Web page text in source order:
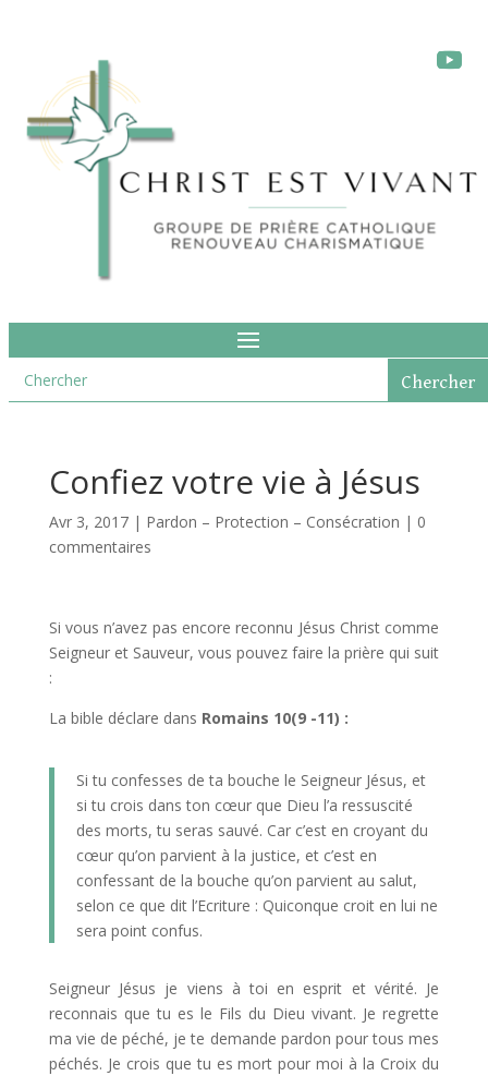
Confiez votre vie à Jésus
Avr 3, 2017| Pardon – Protection – Consécration | 0
commentaires
Si vous n’avez pas encore reconnu Jésus Christ comme
Seigneur et Sauveur, vous pouvez faire la prière qui suit
:
La bible déclare dans Romains 10(9 -11) :
Si tu confesses de ta bouche le Seigneur Jésus, et
si tu crois dans ton cœur que Dieu l’a ressuscité
des morts, tu seras sauvé. Car c’est en croyant du
cœur qu’on parvient à la justice, et c’est en
confessant de la bouche qu’on parvient au salut,
selon ce que dit l’Ecriture : Quiconque croit en lui ne
sera point confus.
Seigneur Jésus je viens à toi en esprit et vérité. Je
reconnais que tu es le Fils du Dieu vivant. Je regrette
ma vie de péché, je te demande pardon pour tous mes
péchés. Je crois que tu es mort pour moi à la Croix du